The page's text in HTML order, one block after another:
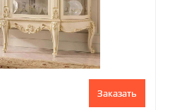
Заказать